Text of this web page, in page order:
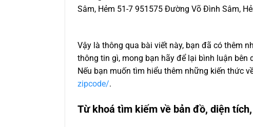
Sâm, Hẻm 51-7 951575 Đường Võ Đình Sâm,
Vậy là thông qua bài viết này, bạn đã có thêm
thông tin gì, mong bạn hãy để lại bình luận
Nếu bạn muốn tìm hiểu thêm những kiến thức
zipcode/.
Từ khoá tìm kiếm về bản đồ, diện